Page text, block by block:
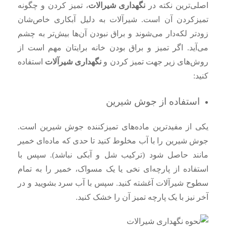
اصلی‌ترین نکته در نگهداری شیرالات، تمیز کردن و چگونه
تمیزکردن آن است. شیرآلات به دلیل آبکاری خاص‌شان
زودتر لکه‌دار می‌شوند و براق نبودن آن‌ها بیش‌تر به چشم
می‌آید. اگر تمیز و براق بودن خانه برایتان مهم است از
روش‌های زیر جهت تمیز کردن و نگهداری شیرآلات استفاده
کنید:
استفاده از جوش شیرین
یکی از مفیدترین ماده‌های تمیزکننده جوش شیرین است.
جوش شیرین را با آب مخلوط کنید تا حدی که ماده‌ای خمیر
مانند حاصل شود (ترکیب شل و آبکی نباشد). سپس با
استفاده از پارچه‌ای نخی یا یک مسواک، خمیر را به تمام
سطوح شیرآلات آغشته کنید. سپس با آب سرد بشویید و در
آخر نیز با یک پارچه تمیز آن را خشک کنید.